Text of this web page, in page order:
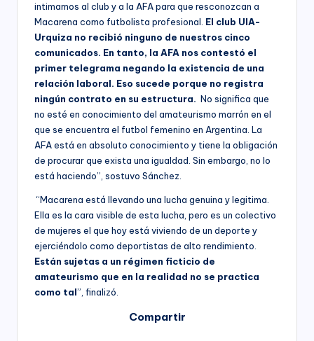
intimamos al club y a la AFA para que resconozcan a
Macarena como futbolista profesional. El club UIA-
Urquiza no recibió ninguno de nuestros cinco
comunicados. En tanto, la AFA nos contestó el
primer telegrama negando la existencia de una
relación laboral. Eso sucede porque no registra
ningún contrato en su estructura. No significa que
no esté en conocimiento del amateurismo marrón en el
que se encuentra el futbol femenino en Argentina. La
AFA está en absoluto conocimiento y tiene la obligación
de procurar que exista una igualdad. Sin embargo, no lo
está haciendo”, sostuvo Sánchez.
“Macarena está llevando una lucha genuina y legitima.
Ella es la cara visible de esta lucha, pero es un colectivo
de mujeres el que hoy está viviendo de un deporte y
ejerciéndolo como deportistas de alto rendimiento.
Están sujetas a un régimen ficticio de
amateurismo que en la realidad no se practica
como tal”, finalizó.
Compartir